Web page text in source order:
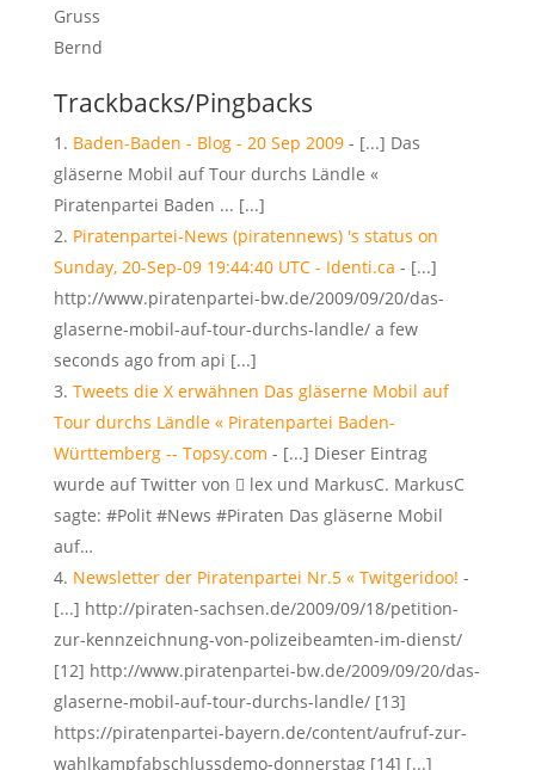
Gruss
Bernd
Trackbacks/Pingbacks
Baden-Baden - Blog - 20 Sep 2009- [...] Das
gläserne Mobil auf Tour durchs Ländle «
Piratenpartei Baden ... [...]
Piratenpartei-News (piratennews) 's status on
Sunday, 20-Sep-09 19:44:40 UTC - Identi.ca - [...]
http://www.piratenpartei-bw.de/2009/09/20/das-
glaserne-mobil-auf-tour-durchs-landle/ a few
seconds ago from api [...]
Tweets die X erwähnen Das gläserne Mobil auf
Tour durchs Ländle « Piratenpartei Baden-
Württemberg -- Topsy.com - [...] Dieser Eintrag
wurde auf Twitter von  lex und MarkusC. MarkusC
sagte: #Polit #News #Piraten Das gläserne Mobil
auf…
Newsletter der Piratenpartei Nr.5 « Twitgeridoo! -
[...] http://piraten-sachsen.de/2009/09/18/petition-
zur-kennzeichnung-von-polizeibeamten-im-dienst/
[12] http://www.piratenpartei-bw.de/2009/09/20/das-
glaserne-mobil-auf-tour-durchs-landle/ [13]
https://piratenpartei-bayern.de/content/aufruf-zur-
wahlkampfabschlussdemo-donnerstag [14] [...]